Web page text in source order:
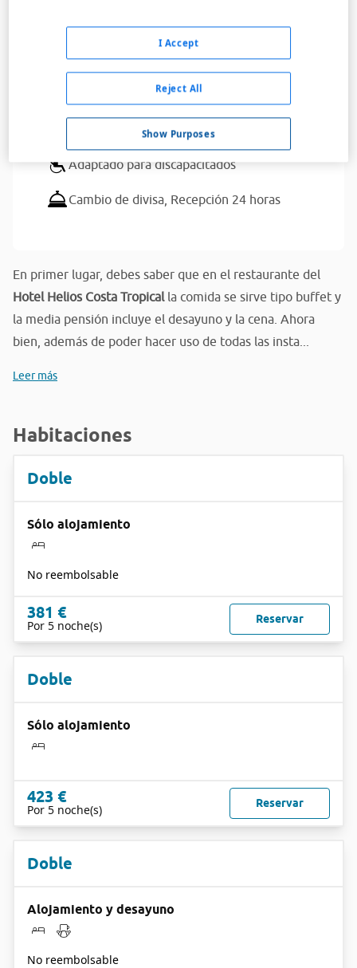
Spa / Balneario
Dispone de aparcamiento para clientes
Bares,Petanca,Piscina / área infantil,
Piscina exterior,Playa,Restaurantes,Sala
de conferencias,Sala de televisión
Adaptado para discapacitados
Cambio de divisa, Recepción 24 horas
En primer lugar, debes saber que en el restaurante del
Hotel Helios Costa Tropical la comida se sirve tipo buffet y
la media pensión incluye el desayuno y la cena. Ahora
bien, además de poder hacer uso de todas las insta...
Leer más
Habitaciones
Doble
Sólo alojamiento
No reembolsable
381 €
Por 5 noche(s) Reservar
Doble
Sólo alojamiento
423 €
Por 5 noche(s) Reservar
Doble
Alojamiento y desayuno
No reembolsable
Show Purposes
Reject All
I Accept